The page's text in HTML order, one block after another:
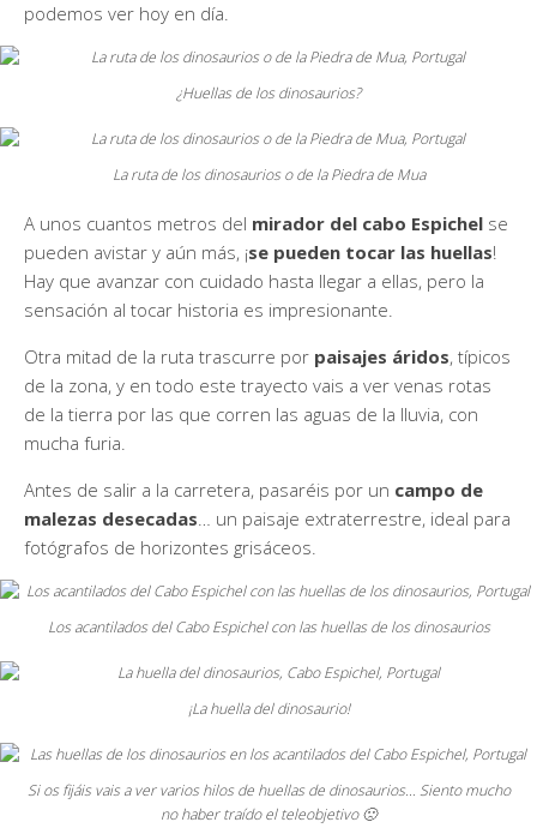
podemos ver hoy en día.
¿Huellas de los dinosaurios?
La ruta de los dinosaurios o de la Piedra de Mua
A unos cuantos metros del mirador del cabo Espichel se
pueden avistar y aún más, ¡se pueden tocar las huellas!
Hay que avanzar con cuidado hasta llegar a ellas, pero la
sensación al tocar historia es impresionante.
Otra mitad de la ruta trascurre por paisajes áridos, típicos
de la zona, y en todo este trayecto vais a ver venas rotas
de la tierra por las que corren las aguas de la lluvia, con
mucha furia.
Antes de salir a la carretera, pasaréis por un campo de
malezas desecadas… un paisaje extraterrestre, ideal para
fotógrafos de horizontes grisáceos.
Los acantilados del Cabo Espichel con las huellas de los dinosaurios
¡La huella del dinosaurio!
Si os fijáis vais a ver varios hilos de huellas de dinosaurios… Siento mucho
no haber traído el teleobjetivo 🙁